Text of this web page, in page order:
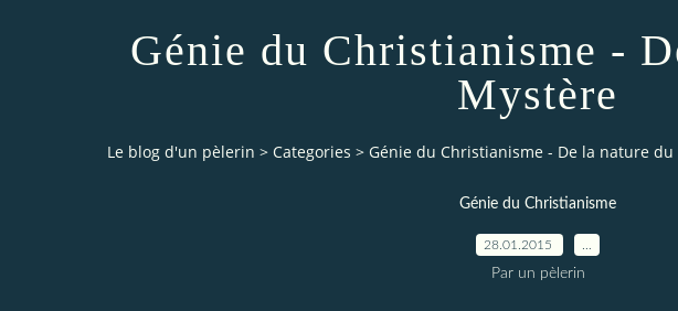
Génie du Christianisme -
Mystère
Le blog d'un pèlerin > Categories > Génie du Christianisme - De la nature du
Génie du Christianisme
28.01.2015
Par un pèlerin